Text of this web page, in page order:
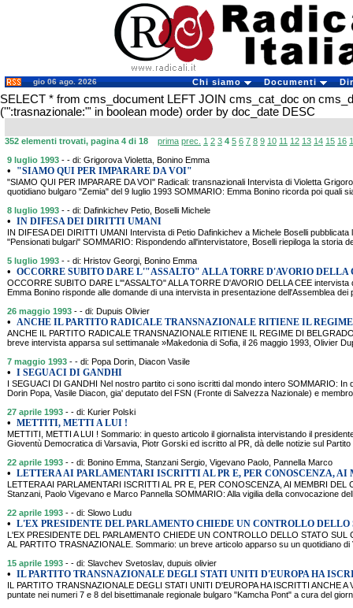
gio 06 ago. 2026 Chi siamo Documenti
SELECT * from cms_document LEFT JOIN cms_cat_doc on
('":trasnazionale:"' in boolean mode) order by doc_date DESC
352 elementi trovati, pagina 4 di 18 prima prec. 1 2 3 4 5 6 7 8 9 10 11 12 13 14 15 16
9 luglio 1993 - - di: Grigorova Violetta, Bonino Emma
• "SIAMO QUI PER IMPARARE DA VOI"
"SIAMO QUI PER IMPARARE DA VOI" Radicali: transnazionali Intervista di Violetta
quotidiano bulgaro "Zemia" del 9 luglio 1993 SOMMARIO: Emma Bonino ricorda poi quali
8 luglio 1993 - - di: Dafinkichev Petio, Boselli Michele
• IN DIFESA DEI DIRITTI UMANI
IN DIFESA DEI DIRITTI UMANI Intervista di Petio Dafinkichev a Michele Boselli pubblicata
"Pensionati bulgari" SOMMARIO: Rispondendo all'intervistatore, Boselli riepiloga la storia
5 luglio 1993 - - di: Hristov Georgi, Bonino Emma
• OCCORRE SUBITO DARE L'"ASSALTO" ALLA TORRE D'AVORIO DELLA
OCCORRE SUBITO DARE L'"ASSALTO" ALLA TORRE D'AVORIO DELLA CEE
Emma Bonino risponde alle domande di una intervista in presentazione dell'Assemblea dei
26 maggio 1993 - - di: Dupuis Olivier
• ANCHE IL PARTITO RADICALE TRANSNAZIONALE RITIENE IL
ANCHE IL PARTITO RADICALE TRANSNAZIONALE RITIENE IL REGIME DI
breve intervista apparsa sul settimanale »Makedonia di Sofia, il 26 maggio 1993, Olivier
7 maggio 1993 - - di: Popa Dorin, Diacon Vasile
• I SEGUACI DI GANDHI
I SEGUACI DI GANDHI Nel nostro partito ci sono iscritti dal mondo intero SOMMARIO: In
Dorin Popa, Vasile Diacon, gia' deputato del FSN (Fronte di Salvezza Nazionale) e
27 aprile 1993 - - di: Kurier Polski
• METTITI, METTI A LUI !
METTITI, METTI A LUI ! Sommario: in questo articolo il giornalista intervistando il
Gioventù Democratica di Varsavia, Piotr Gorski ed iscritto al PR, dà delle notizie sul
22 aprile 1993 - - di: Bonino Emma, Stanzani Sergio, Vigevano Paolo, Pannella Marco
• LETTERA AI PARLAMENTARI ISCRITTI AL PR E, PER CONOSCENZA, AI
LETTERA AI PARLAMENTARI ISCRITTI AL PR E, PER CONOSCENZA, AI MEMBRI
Stanzani, Paolo Vigevano e Marco Pannella SOMMARIO: Alla vigilia della convocazione
22 aprile 1993 - - di: Slowo Ludu
• L'EX PRESIDENTE DEL PARLAMENTO CHIEDE UN CONTROLLO DELLO
L'EX PRESIDENTE DEL PARLAMENTO CHIEDE UN CONTROLLO DELLO STATO
AL PARTITO TRASNAZIONALE. Sommario: un breve articolo apparso su un quotidiano
15 aprile 1993 - - di: Slavchev Svetoslav, dupuis olivier
• IL PARTITO TRANSNAZIONALE DEGLI STATI UNITI D'EUROPA HA
IL PARTITO TRANSNAZIONALE DEGLI STATI UNITI D'EUROPA HA ISCRITTI ANCHE A
puntate nei numeri 7 e 8 del bisettimanale regionale bulgaro "Kamcha Pont" a cura del